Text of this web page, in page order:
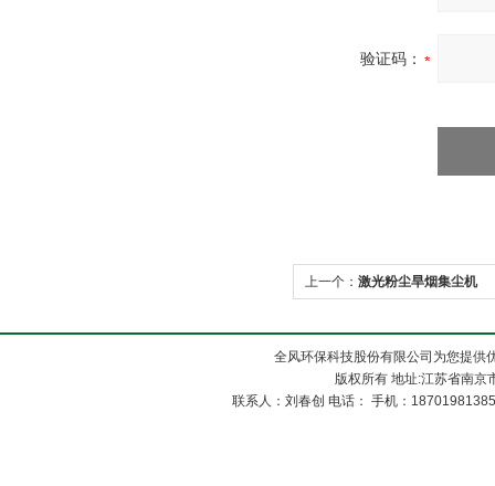
验证码：
上一个： 激光粉尘旱烟集尘机
全风环保科技股份有限公司为您提供
版权所有 地址:江苏省南
联系人：刘春创 电话： 手机：